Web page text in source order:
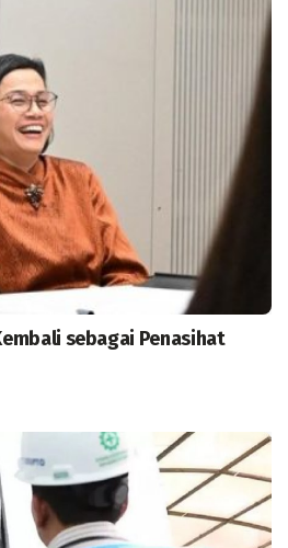
sebagai Penasihat